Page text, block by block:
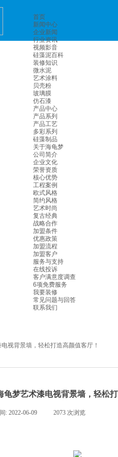
首页
新闻中心
企业新闻
行业资讯
视频影音
硅藻泥百科
装修知识
微水泥
艺术涂料
贝壳粉
玻璃膜
仿石漆
产品中心
产品系列
产品工艺
多彩系列
硅藻制品
关于海龟梦
公司简介
企业文化
荣誉资质
核心优势
工程案例
欧式风格
简约风格
艺术时尚
复古经典
战略合作
加盟条件
优惠政策
加盟流程
加盟客户
服务与支持
在线投诉
客户满意度调查
6项免费服务
我要装修
常见问题与回答
联系我们
视背景墙，轻松打造高颜值客厅！
龟梦艺术漆电视背景墙，轻松
: 2022-06-09 2073 次浏览